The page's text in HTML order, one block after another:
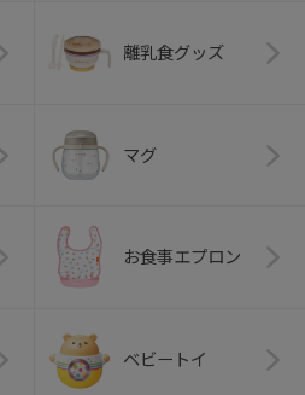
離乳食グッズ
マグ
お食事エプロン
ベビートイ